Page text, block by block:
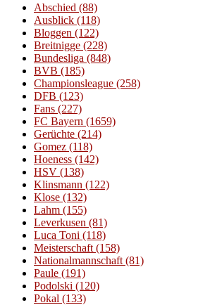
Abschied (88)
Ausblick (118)
Bloggen (122)
Breitnigge (228)
Bundesliga (848)
BVB (185)
Championsleague (258)
DFB (123)
Fans (227)
FC Bayern (1659)
Gerüchte (214)
Gomez (118)
Hoeness (142)
HSV (138)
Klinsmann (122)
Klose (132)
Lahm (155)
Leverkusen (81)
Luca Toni (118)
Meisterschaft (158)
Nationalmannschaft (81)
Paule (191)
Podolski (120)
Pokal (133)